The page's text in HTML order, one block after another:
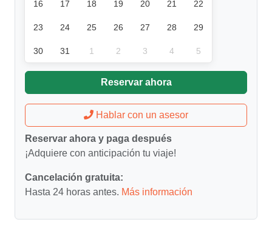
16 17 18 19 20 21 22
23 24 25 26 27 28 29
30 31 1 2 3 4 5
Reservar ahora
Hablar con un asesor
Reservar ahora y paga después
¡Adquiere con anticipación tu viaje!
Cancelación gratuita:
Hasta 24 horas antes. Más información